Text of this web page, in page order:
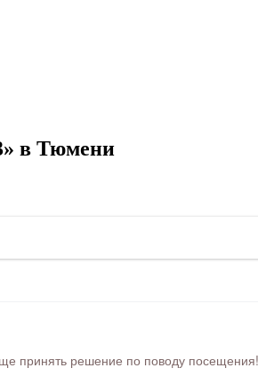
в Тюмени
решение по поводу посещения!